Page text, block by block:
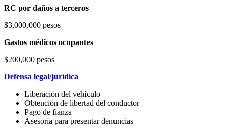
RC por daños a terceros
$3,000,000 pesos
Gastos médicos ocupantes
$200,000 pesos
Defensa legal/jurídica
Liberación del vehículo
Obtención de libertad del conductor
Pago de fianza
Asesoría para presentar denuncias